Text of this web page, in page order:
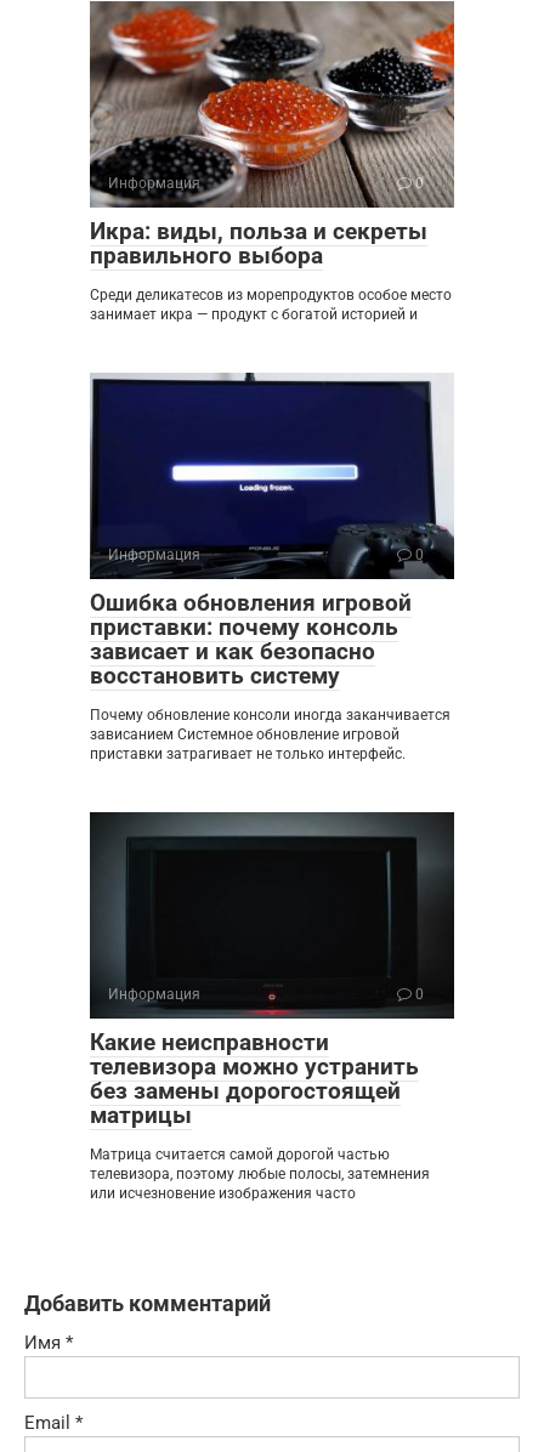
Информация 0
Икра: виды, польза и секреты
правильного выбора
Среди деликатесов из морепродуктов особое место
занимает икра — продукт с богатой историей и
Информация 0
Ошибка обновления игровой
приставки: почему консоль
зависает и как безопасно
восстановить систему
Почему обновление консоли иногда заканчивается
зависанием Системное обновление игровой
приставки затрагивает не только интерфейс.
Информация 0
Какие неисправности
телевизора можно устранить
без замены дорогостоящей
матрицы
Матрица считается самой дорогой частью
телевизора, поэтому любые полосы, затемнения
или исчезновение изображения часто
Добавить комментарий
Имя *
Email *